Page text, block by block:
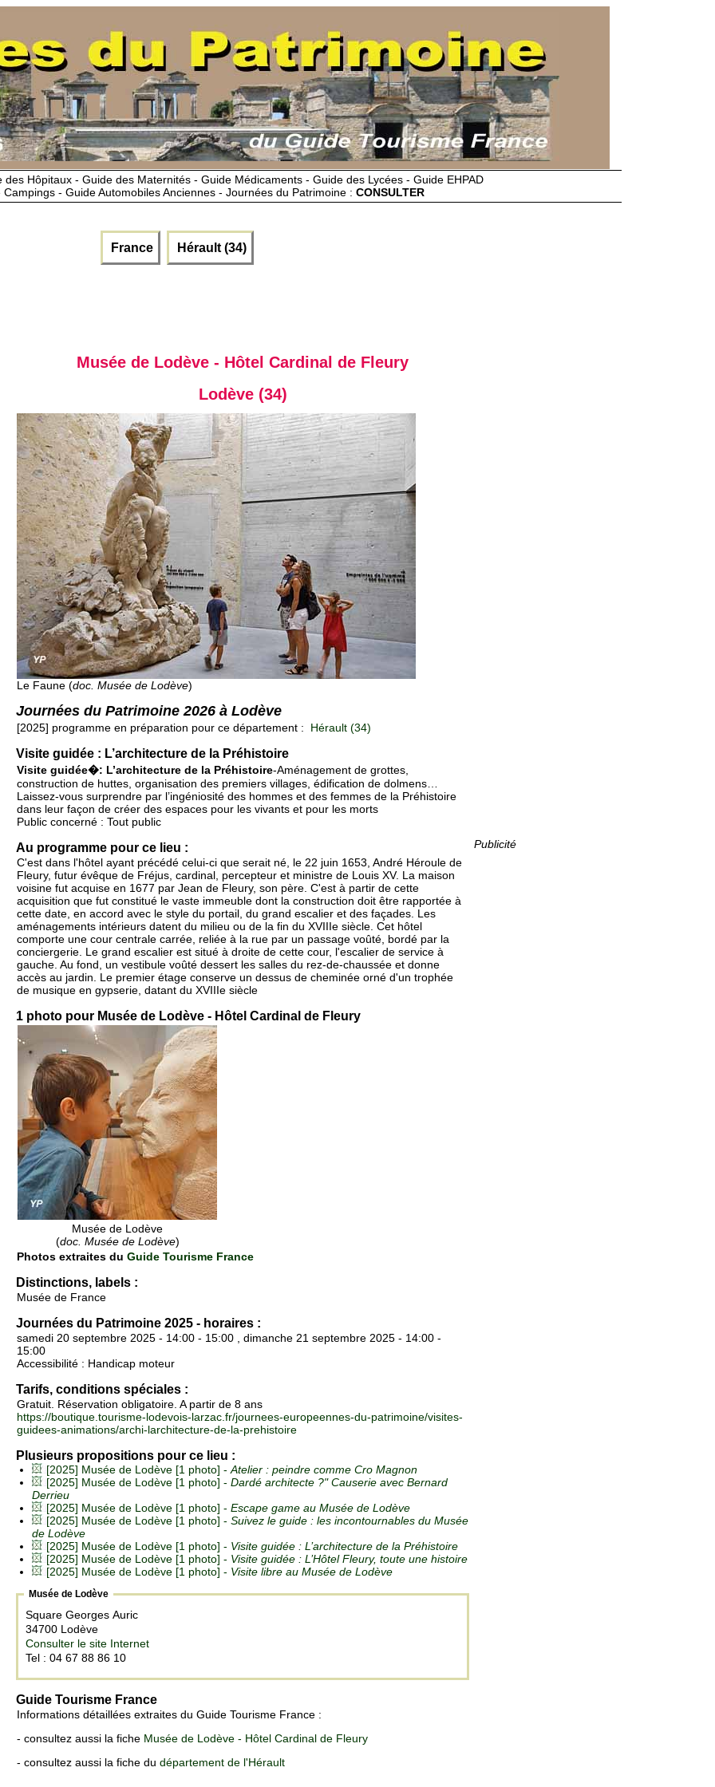
Hôpitaux - Guide des Maternités - Guide Médicaments - Guide des Lycées - Guide EHPAD
- Guide Automobiles Anciennes - Journées du Patrimoine : CONSULTER
France Hérault (34)
Publicité
Musée de Lodève - Hôtel Cardinal de Fleury
Lodève (34)
Le Faune (doc. Musée de Lodève)
Journées du Patrimoine 2026 à Lodève
[2025] programme en préparation pour ce département : Hérault (34)
Visite guidée : L’architecture de la Préhistoire
Visite guidée�: L’architecture de la Préhistoire-Aménagement de grottes,
construction de huttes, organisation des premiers villages, édification de dolmens…
Laissez-vous surprendre par l’ingéniosité des hommes et des femmes de la Préhistoire
dans leur façon de créer des espaces pour les vivants et pour les morts
Public concerné : Tout public
Au programme pour ce lieu :
C'est dans l'hôtel ayant précédé celui-ci que serait né, le 22 juin 1653, André Héroule de
Fleury, futur évêque de Fréjus, cardinal, percepteur et ministre de Louis XV. La maison
voisine fut acquise en 1677 par Jean de Fleury, son père. C'est à partir de cette
acquisition que fut constitué le vaste immeuble dont la construction doit être rapportée à
cette date, en accord avec le style du portail, du grand escalier et des façades. Les
aménagements intérieurs datent du milieu ou de la fin du XVIIIe siècle. Cet hôtel
comporte une cour centrale carrée, reliée à la rue par un passage voûté, bordé par la
conciergerie. Le grand escalier est situé à droite de cette cour, l'escalier de service à
gauche. Au fond, un vestibule voûté dessert les salles du rez-de-chaussée et donne
accès au jardin. Le premier étage conserve un dessus de cheminée orné d'un trophée
de musique en gypserie, datant du XVIIIe siècle
1 photo pour Musée de Lodève - Hôtel Cardinal de Fleury
Musée de Lodève
(doc. Musée de Lodève)
Photos extraites du Guide Tourisme France
Distinctions, labels :
Musée de France
Journées du Patrimoine 2025 - horaires :
samedi 20 septembre 2025 - 14:00 - 15:00 , dimanche 21 septembre 2025 - 14:00 -
15:00
Accessibilité : Handicap moteur
Tarifs, conditions spéciales :
Gratuit. Réservation obligatoire. A partir de 8 ans
https://boutique.tourisme-lodevois-larzac.fr/journees-europeennes-du-patrimoine/visites-
guidees-animations/archi-larchitecture-de-la-prehistoire
Plusieurs propositions pour ce lieu :
[2025] Musée de Lodève [1 photo] -Atelier : peindre comme Cro Magnon
[2025] Musée de Lodève [1 photo] - Dardé architecte ?" Causerie avec Bernard
Derrieu
[2025] Musée de Lodève [1 photo] - Escape game au Musée de Lodève
[2025] Musée de Lodève [1 photo] - Suivez le guide : les incontournables du Musée
de Lodève
[2025] Musée de Lodève [1 photo] - Visite guidée : L’architecture de la Préhistoire
[2025] Musée de Lodève [1 photo] - Visite guidée : L’Hôtel Fleury, toute une histoire
[2025] Musée de Lodève [1 photo] - Visite libre au Musée de Lodève
Musée de Lodève
Square Georges Auric
34700 Lodève
Consulter le site Internet
Tel : 04 67 88 86 10
Guide Tourisme France
Informations détaillées extraites du Guide Tourisme France :
- consultez aussi la fiche Musée de Lodève - Hôtel Cardinal de Fleury
- consultez aussi la fiche du département de l'Hérault